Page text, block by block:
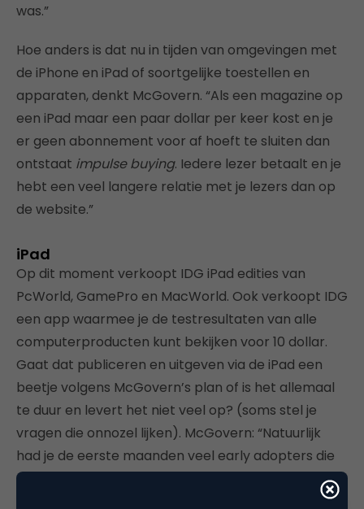
was.”
Hoe anders is dat nu in tijden van omgevingen met
de iPhone en iPad of soortgelijke toestellen en
apparaten, denkt McGovern. “Als een magazine op
een iPad maar een paar dollar per keer kost en je
er geen abonnement voor af hoeft te sluiten dan
ontstaat impulse buying. Iedere lezer betaalt en je
hebt een veel langere relatie met je lezers dan op
de website.”
iPad
Op dit moment verkoopt IDG iPad edities van
PcWorld, GamePro en MacWorld. Ook verkoopt IDG
een app waarmee je de testresultaten van alle
computerproducten kunt bekijken voor 10 dollar.
Gaat dat publiceren en uitgeven via de iPad een
beetje volgens McGovern’s plan of is het allemaal
te duur en levert het niet veel op? (soms stel je
vragen die onnozel lijken). McGovern: “Natuurlijk
had je de eerste maanden veel early adopters die
alles voor het eerst en met name 1 keer proberen.
Maar als je kijkt naar menselijk gedrag, dan zie ik dat